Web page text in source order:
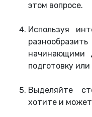
этом вопросе.
Используя
начинающими
подготовку
Выделяйте
хотите и